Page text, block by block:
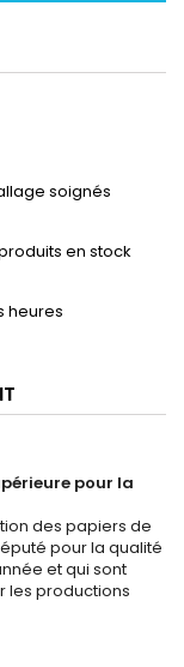
soignés
en stock
heures
pour la
des papiers de
pour la qualité
et qui sont
les productions